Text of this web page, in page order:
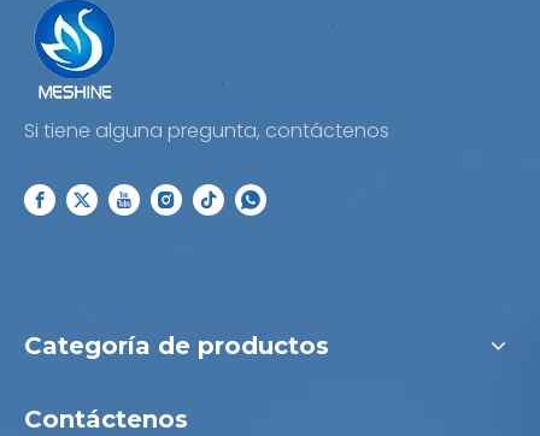
Si tiene alguna pregunta, contáctenos
Categoría de productos
Contáctenos